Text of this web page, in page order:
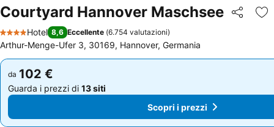
Courtyard Hannover Maschsee Condividi
4 Stelle
Hotel 8,6 Eccellente (6.754 valutazioni)
Arthur-Menge-Ufer 3, 30169, Hannover, Germania
da 102 €
Guarda i prezzi di 13 siti
Scopri i prezzi
da 102 €
Guarda i prezzi di 13 siti
Scopri i prezzi